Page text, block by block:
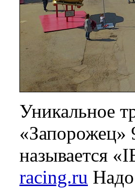
Уникальное
«Запорожец»
называется
racing.ru Надо